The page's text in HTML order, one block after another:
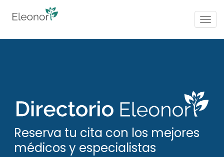
Reserva tu cita con los mejores
médicos y especialistas